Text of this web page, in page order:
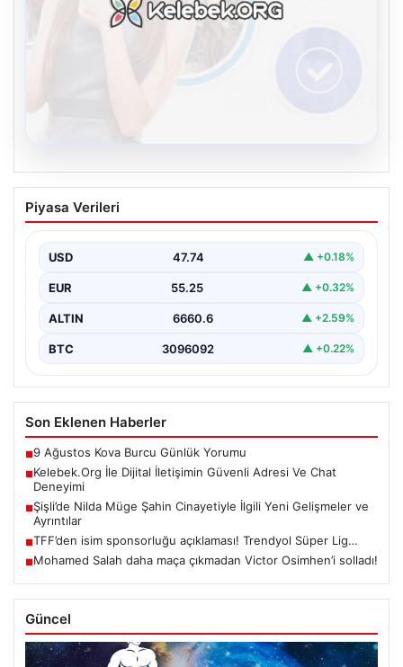
Kelebek.Org İle Dijital İletişimin Güvenli
Adresi Ve Chat Deneyimi
sağlaması büyük bir önem barındırmaktadır.
Günümüzde birçok…
Piyasa Verileri
USD 47.74 ▲ +0.18%
EUR 55.25 ▲ +0.32%
ALTIN 6660.6 ▲ +2.59%
BTC 3096092 ▲ +0.22%
Son Eklenen Haberler
■9 Ağustos Kova Burcu Günlük Yorumu
■Kelebek.Org İle Dijital İletişimin Güvenli Adresi Ve Chat
Deneyimi
■Şişli’de Nilda Müge Şahin Cinayetiyle İlgili Yeni Gelişmeler ve
Ayrıntılar
■TFF’den isim sponsorluğu açıklaması! Trendyol Süper Lig…
■Mohamed Salah daha maça çıkmadan Victor Osimhen’i solladı!
Güncel